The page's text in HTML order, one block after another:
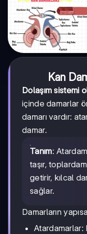
Kan
Dolaşım sistemi
içinde damarlar
damarı vardır:
damar.
Tanım:
taşır,
getirir, kılcal
sağlar.
Damarların
Atardamarlar: